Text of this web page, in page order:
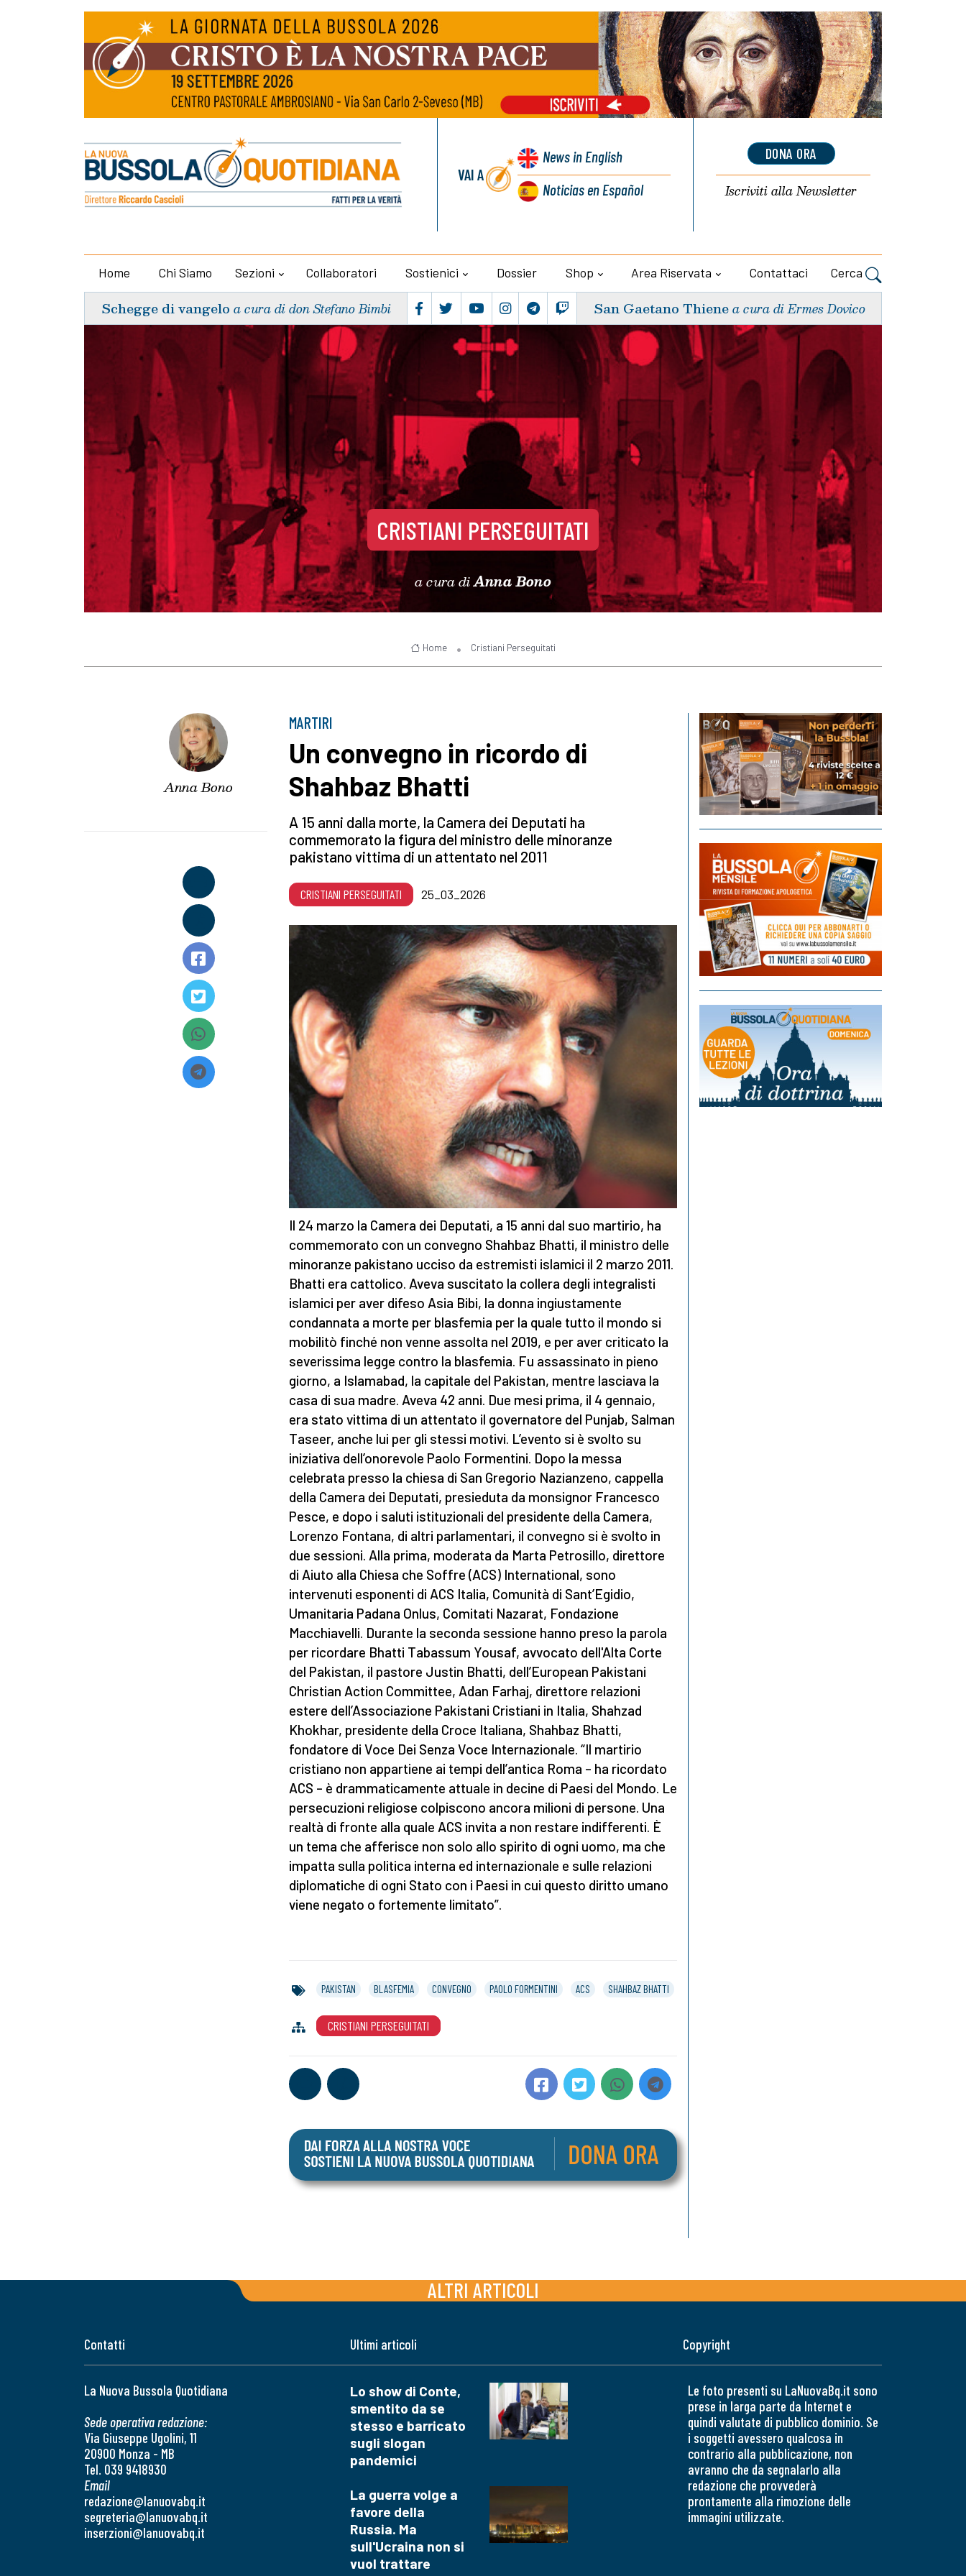
VAI A
Newsin English
Noticiasen Español
DONA ORA
Iscriviti allaNewsletter
Home Chi Siamo Sezioni Collaboratori Sostienici Dossier Shop Area Riservata Contattaci Cerca
Schegge di vangelo a cura di don Stefano Bimbi San Gaetano Thiene a cura di Ermes Dovico
CRISTIANI PERSEGUITATI
a cura diAnna Bono
Home Cristiani Perseguitati
Anna Bono
MARTIRI
Un convegno in ricordo di
Shahbaz Bhatti
A 15 anni dalla morte, la Camera dei Deputati ha
commemorato la figura del ministro delle minoranze
pakistano vittima di un attentato nel 2011
CRISTIANI PERSEGUITATI 25_03_2026
Il 24 marzo la Camera dei Deputati, a 15 anni dal suo martirio, ha
commemorato con un convegno Shahbaz Bhatti, il ministro delle
minoranze pakistano ucciso da estremisti islamici il 2 marzo 2011.
Bhatti era cattolico. Aveva suscitato la collera degli integralisti
islamici per aver difeso Asia Bibi, la donna ingiustamente
condannata a morte per blasfemia per la quale tutto il mondo si
mobilitò finché non venne assolta nel 2019, e per aver criticato la
severissima legge contro la blasfemia. Fu assassinato in pieno
giorno, a Islamabad, la capitale del Pakistan, mentre lasciava la
casa di sua madre. Aveva 42 anni. Due mesi prima, il 4 gennaio,
era stato vittima di un attentato il governatore del Punjab, Salman
Taseer, anche lui per gli stessi motivi. L’evento si è svolto su
iniziativa dell’onorevole Paolo Formentini. Dopo la messa
celebrata presso la chiesa di San Gregorio Nazianzeno, cappella
della Camera dei Deputati, presieduta da monsignor Francesco
Pesce, e dopo i saluti istituzionali del presidente della Camera,
Lorenzo Fontana, di altri parlamentari, il convegno si è svolto in
due sessioni. Alla prima, moderata da Marta Petrosillo, direttore
di Aiuto alla Chiesa che Soffre (ACS) International, sono
intervenuti esponenti di ACS Italia, Comunità di Sant’Egidio,
Umanitaria Padana Onlus, Comitati Nazarat, Fondazione
Macchiavelli. Durante la seconda sessione hanno preso la parola
per ricordare Bhatti Tabassum Yousaf, avvocato dell'Alta Corte
del Pakistan, il pastore Justin Bhatti, dell’European Pakistani
Christian Action Committee, Adan Farhaj, direttore relazioni
estere dell’Associazione Pakistani Cristiani in Italia, Shahzad
Khokhar, presidente della Croce Italiana, Shahbaz Bhatti,
fondatore di Voce Dei Senza Voce Internazionale. “Il martirio
cristiano non appartiene ai tempi dell’antica Roma – ha ricordato
ACS – è drammaticamente attuale in decine di Paesi del Mondo. Le
persecuzioni religiose colpiscono ancora milioni di persone. Una
realtà di fronte alla quale ACS invita a non restare indifferenti. È
un tema che afferisce non solo allo spirito di ogni uomo, ma che
impatta sulla politica interna ed internazionale e sulle relazioni
diplomatiche di ogni Stato con i Paesi in cui questo diritto umano
viene negato o fortemente limitato”.
PAKISTAN BLASFEMIA CONVEGNO PAOLO FORMENTINI ACS SHAHBAZ BHATTI
CRISTIANI PERSEGUITATI
ALTRI ARTICOLI
Contatti
La Nuova Bussola Quotidiana
Sede operativa redazione:
Via Giuseppe Ugolini, 11
20900 Monza - MB
Tel. 039 9418930
Email
redazione@lanuovabq.it
segreteria@lanuovabq.it
inserzioni@lanuovabq.it
Ultimi articoli
Lo show di Conte,
smentito da se
stesso e barricato
sugli slogan
pandemici
La guerra volge a
favore della
Russia. Ma
sull'Ucraina non si
vuol trattare
Copyright
Le foto presenti su LaNuovaBq.it sono
prese in larga parte da Internet e
quindi valutate di pubblico dominio. Se
i soggetti avessero qualcosa in
contrario alla pubblicazione, non
avranno che da segnalarlo alla
redazione che provvederà
prontamente alla rimozione delle
immagini utilizzate.